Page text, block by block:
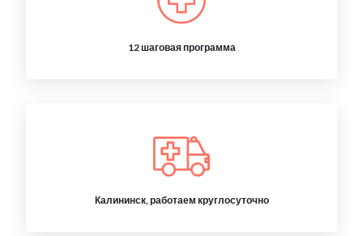
12 шаговая программа
Калининск, работаем круглосуточно